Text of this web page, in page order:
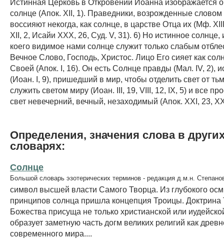
солнце (Апок. XII, 1). Праведники, возрожденные
воссияют некогда, как солнце, в царстве Отца их (Мф.
XII, 2, Исайи XXX, 26, Суд. V, 31). 6) Но истинное солнце,
коего видимое нами солнце служит только слабым
Вечное Слово, Господь, Христос. Лицо Его сияет как
Своей (Апок. I, 16). Он есть Солнце правды (Мал. IV, 2),
(Иоан. I, 9), пришедший в мир, чтобы отделить свет от
служить светом миру (Иоан. III, 19, VIII, 12, IX, 5) и все
свет невечерний, вечный, незаходимый (Апок. XXI, 23,
Определения, значения слова в
словарях:
Солнце
Большой словарь эзотерических терминов - редакция д.м.н.
символ высшей власти Самого Творца. Из глубокого
принципов солнца пришла концепция Троицы. Доктрина
Божества присуща не только христианской или
образует заметную часть догм великих религий как
современного мира....